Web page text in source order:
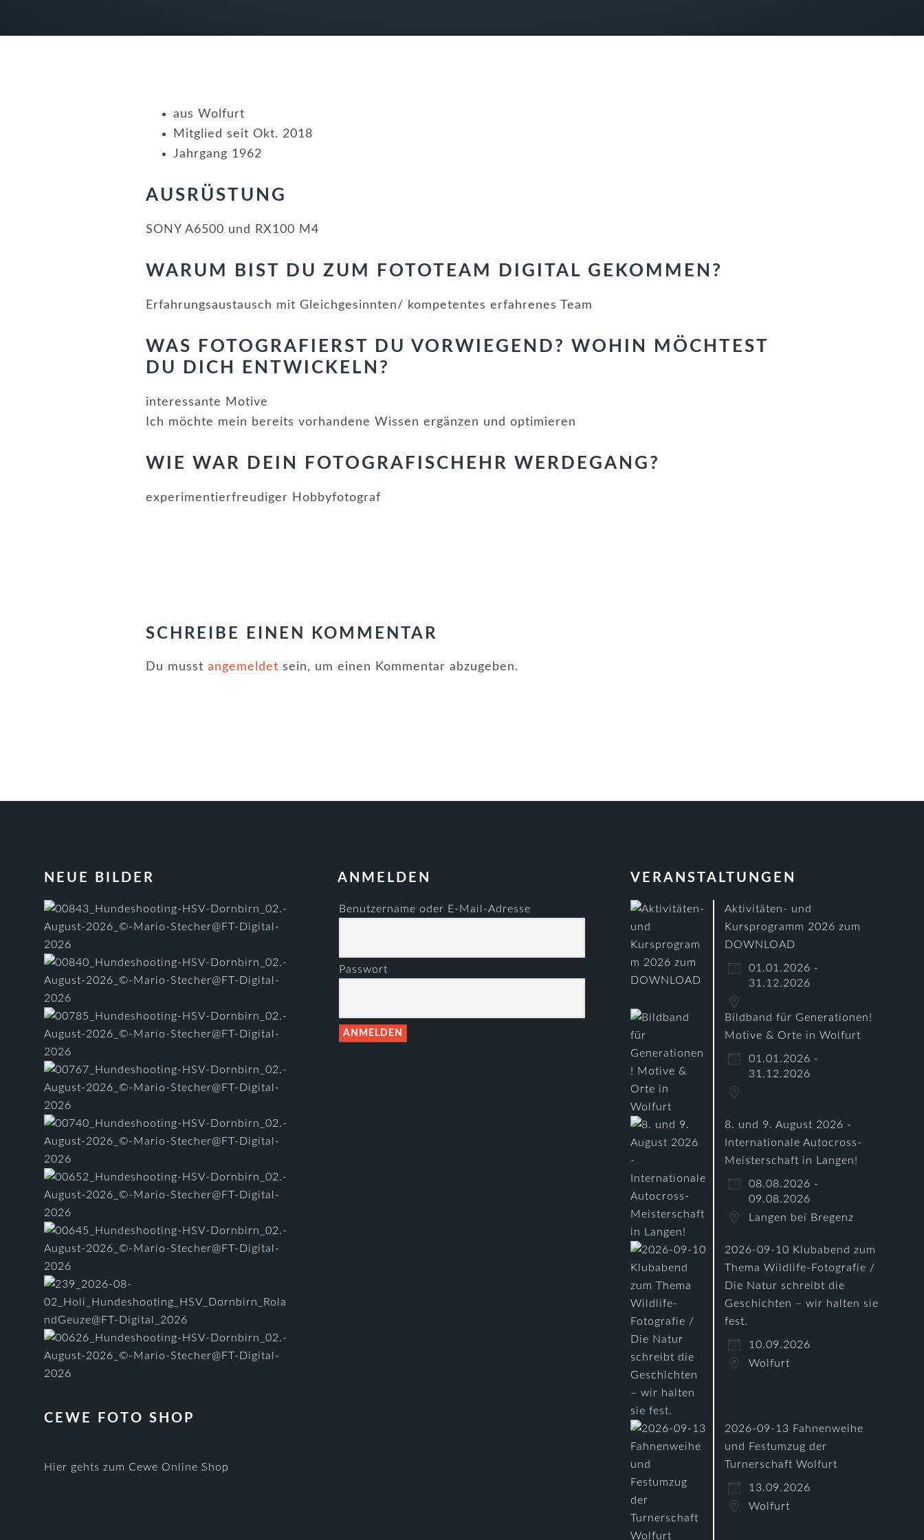
aus Wolfurt
Mitglied seit Okt. 2018
Jahrgang 1962
AUSRÜSTUNG
SONY A6500 und RX100 M4
WARUM BIST DU ZUM FOTOTEAM DIGITAL GEKOMMEN?
Erfahrungsaustausch mit Gleichgesinnten/ kompetentes erfahrenes Team
WAS FOTOGRAFIERST DU VORWIEGEND? WOHIN MÖCHTEST
DU DICH ENTWICKELN?
interessante Motive
Ich möchte mein bereits vorhandene Wissen ergänzen und optimieren
WIE WAR DEIN FOTOGRAFISCHEHR WERDEGANG?
experimentierfreudiger Hobbyfotograf
SCHREIBE EINEN KOMMENTAR
Du musst angemeldet sein, um einen Kommentar abzugeben.
FOOTER
NEUE BILDER
CEWE FOTO SHOP
Hier gehts zum Cewe Online Shop
ANMELDEN
Benutzername oder E-Mail-Adresse
Passwort
VERANSTALTUNGEN
Aktivitäten- und
Kursprogramm 2026 zum
DOWNLOAD
01.01.2026 -
31.12.2026
Bildband für Generationen!
Motive & Orte in Wolfurt
01.01.2026 -
31.12.2026
8. und 9. August 2026 -
Internationale Autocross-
Meisterschaft in Langen!
08.08.2026 -
09.08.2026
Langen bei Bregenz
2026-09-10 Klubabend zum
Thema Wildlife-Fotografie /
Die Natur schreibt die
Geschichten – wir halten sie
fest.
10.09.2026
Wolfurt
2026-09-13 Fahnenweihe
und Festumzug der
Turnerschaft Wolfurt
13.09.2026
Wolfurt